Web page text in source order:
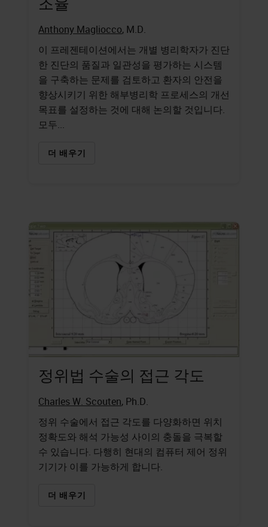
Anthony Magliocco, M.D.
이 프레젠테이션에서는 개별 병리학자가 진단
한 진단의 품질과 일관성을 평가하는 시스템
을 구축하는 문제를 검토하고 환자의 안전을
향상시키기 위한 해부병리학 프로세스의 개선
목표를 설정하는 것에 대해 논의할 것입니다.
모두...
더 배우기
정위법 수술의 접근 각도
Charles W. Scouten, Ph.D.
정위 수술에서 접근 각도를 다양화하면 위치
정확도와 해석 가능성 사이의 충돌을 극복할
수 있습니다. 다행히 현대의 컴퓨터 제어 정위
기기가 이를 가능하게 합니다.
더 배우기